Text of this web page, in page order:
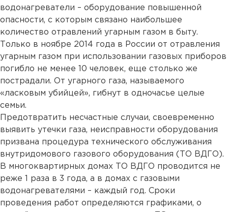
водонагреватели – оборудование повышенной
опасности, с которым связано наибольшее
количество отравлений угарным газом в быту.
Только в ноябре 2014 года в России от отравления
угарным газом при использовании газовых приборов
погибло не менее 10 человек, еще столько же
пострадали. От угарного газа, называемого
«ласковым убийцей», гибнут в одночасье целые
семьи.
Предотвратить несчастные случаи, своевременно
выявить утечки газа, неисправности оборудования
призвана процедура технического обслуживания
внутридомового газового оборудования (ТО ВДГО).
В многоквартирных домах ТО ВДГО проводится не
реже 1 раза в 3 года, а в домах с газовыми
водонагревателями – каждый год. Сроки
проведения работ определяются графиками, о